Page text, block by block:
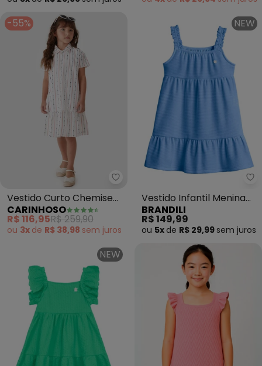
-55%
Carinhoso - Vestido Curto
Vestido Curto Chemise
Listrado (Branco)
CARINHOSO
R$ 116,95R$ 259,90
ou 3x de R$ 38,98 sem juros
NEW
Vestido Infantil Menina
em Tricot (Azul)
BRANDILI
R$ 149,99
ou 5x de R$ 29,99 sem juros
NEW